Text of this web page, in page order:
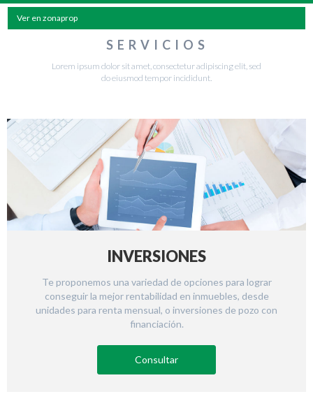
Ver en zonaprop
$ u$s
Ambientes
Superficie
SERVICIOS
Lorem ipsum dolor sit amet, consectetur adipiscing elit, sed
do eiusmod tempor incididunt.
INVERSIONES
Te proponemos una variedad de opciones para lograr
conseguir la mejor rentabilidad en inmuebles, desde
unidades para renta mensual, o inversiones de pozo con
financiación.
Consultar